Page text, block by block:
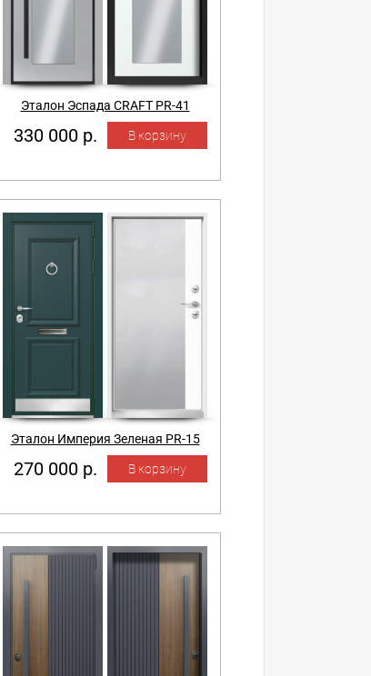
Эталон Эспада CRAFT PR-41
330 000 р.
Эталон Империя Зеленая PR-15
270 000 р.